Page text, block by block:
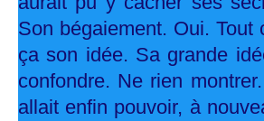
Son bégaiement. Oui. Tout
ça son idée. Sa grande
confondre. Ne rien
allait enfin pouvoir, à